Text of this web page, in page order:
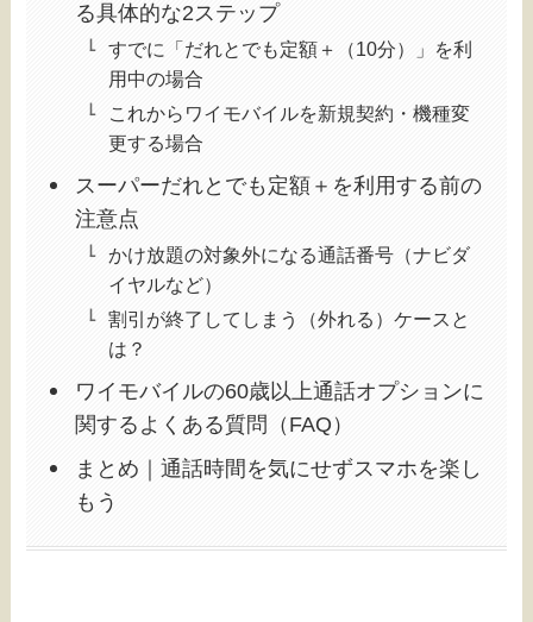
る具体的な2ステップ
すでに「だれとでも定額＋（10分）」を利
用中の場合
これからワイモバイルを新規契約・機種変
更する場合
スーパーだれとでも定額＋を利用する前の
注意点
かけ放題の対象外になる通話番号（ナビダ
イヤルなど）
割引が終了してしまう（外れる）ケースと
は？
ワイモバイルの60歳以上通話オプションに
関するよくある質問（FAQ）
まとめ｜通話時間を気にせずスマホを楽し
もう